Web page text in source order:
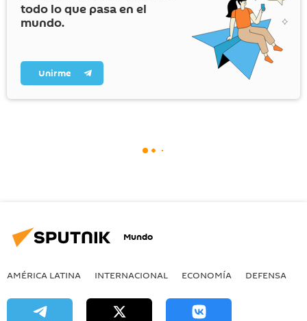
todo lo que pasa en el
mundo.
Unirme
Mundo
AMÉRICA LATINA INTERNACIONAL ECONOMÍA DEFENSA